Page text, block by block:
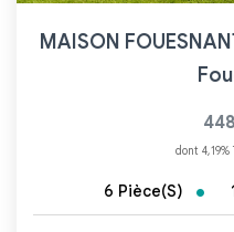
MAISON
dont
6 Pièce(s)